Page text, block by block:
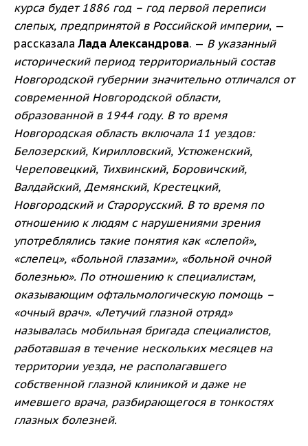
курса будет 1886 год – год первой переписи
слепых, предпринятой в Российской империи, —
рассказалаЛада Александрова. — В указанный
исторический период территориальный состав
Новгородской губернии значительно отличался от
современной Новгородской области,
образованной в 1944 году. В то время
Новгородская область включала 11 уездов:
Белозерский, Кирилловский, Устюженский,
Череповецкий, Тихвинский, Боровичский,
Валдайский, Демянский, Крестецкий,
Новгородский и Старорусский. В то время по
отношению к людям с нарушениями зрения
употреблялись такие понятия как «слепой»,
«слепец», «больной глазами», «больной очной
болезнью». По отношению к специалистам,
оказывающим офтальмологическую помощь –
«очный врач». «Летучий глазной отряд»
называлась мобильная бригада специалистов,
работавшая в течение нескольких месяцев на
территории уезда, не располагавшего
собственной глазной клиникой и даже не
имевшего врача, разбирающегося в тонкостях
глазных болезней.